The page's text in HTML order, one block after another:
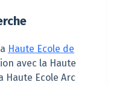
Haute Ecole de
avec la Haute
Haute Ecole Arc